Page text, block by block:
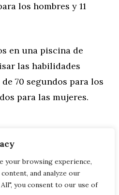
your browsing experience,
and analyze our
you consent to our use of
los hombres y 11
en una piscina de
las habilidades
70 segundos para los
para las mujeres.
a la buena